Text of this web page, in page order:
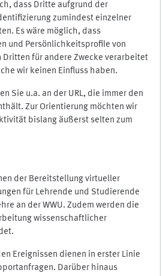
dass Dritte aufgrund der
zumindest einzelner
Es wäre möglich, dass
und Persönlichkeitsprofile von
Dritten für andere Zwecke verarbeitet
wir keinen Einfluss haben.
Sie u.a. an der URL, die immer den
Zur Orientierung möchten wir
bislang äußerst selten zum
der Bereitstellung virtueller
für Lehrende und Studierende
an der WWU. Zudem werden die
wissenschaftlicher
Ereignissen dienen in erster Linie
Darüber hinaus